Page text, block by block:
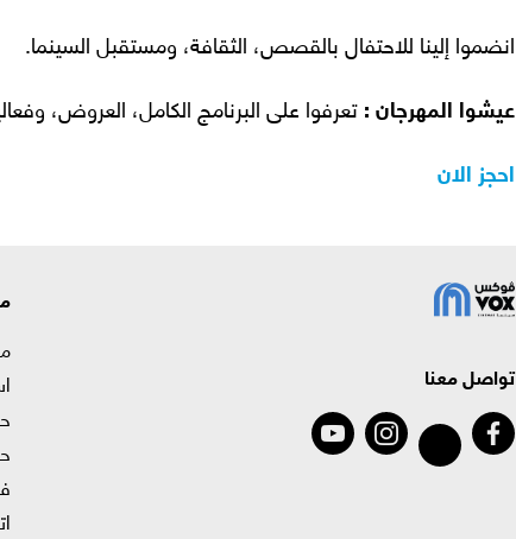
انضموا إلينا للاحتفال بالقصص، الثقافة، ومستقبل السينما.
عيشوا المهرجان :تعرفوا على البرنامج الكامل، العروض،
احجز الان
تواصل معنا